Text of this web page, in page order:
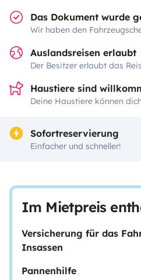
Das Dokument wurde
Wir haben den
Auslandsreisen erlaubt
Der Besitzer erlaubt das
Haustiere sind
Deine Haustiere können
Sofortreservierung
Einfacher und schneller!
Im Mietpreis
Versicherung für das
Insassen
Pannenhilfe